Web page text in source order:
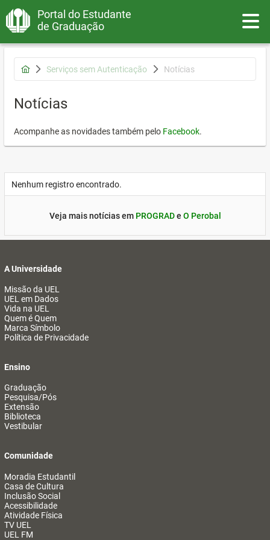
Portal do Estudante
de Graduação
Serviços sem Autenticação Notícias
Notícias
Acompanhe as novidades também pelo Facebook.
Nenhum registro encontrado.
Veja mais notícias em PROGRADe O Perobal
A Universidade
Missão da UEL
UEL em Dados
Vida na UEL
Quem é Quem
Marca Símbolo
Política de Privacidade
Ensino
Graduação
Pesquisa/Pós
Extensão
Biblioteca
Vestibular
Comunidade
Moradia Estudantil
Casa de Cultura
Inclusão Social
Acessibilidade
Atividade Física
TV UEL
UEL FM